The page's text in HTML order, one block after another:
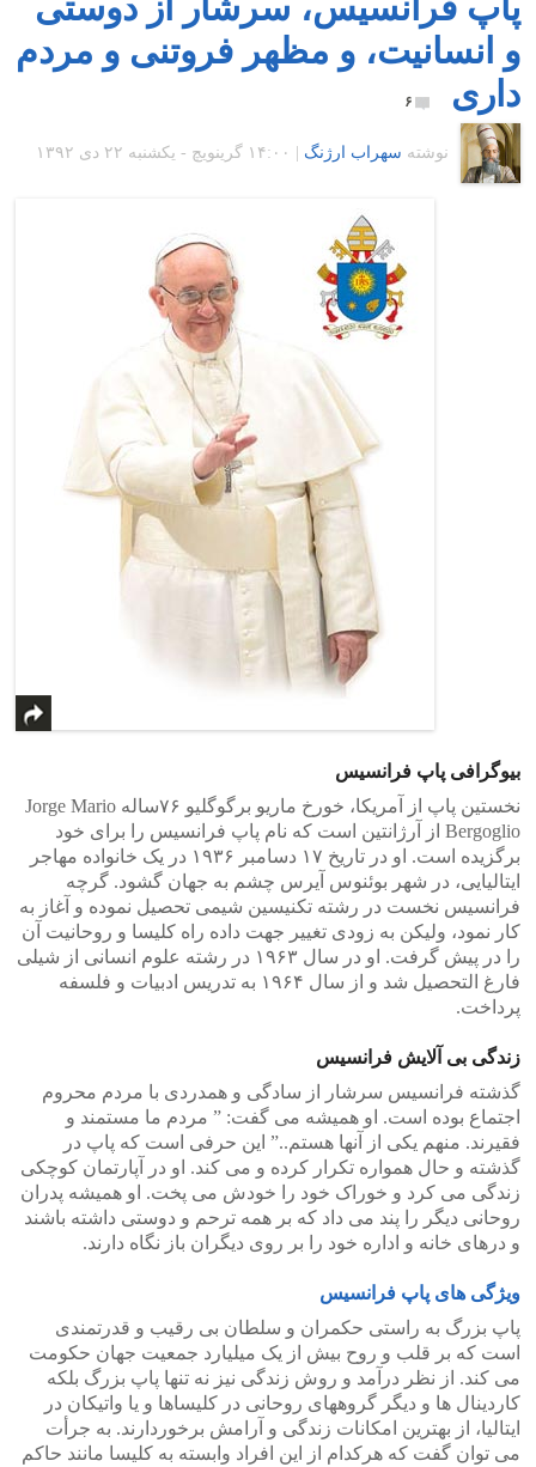
و انسانیت، و مظهر فروتنی و مردم
داری
۶
نوشته سهراب ارژنگ ۱۴:۰۰ گرينويچ - یکشنبه ۲۲ دی ۱۳۹۲
بیوگرافی پاپ فرانسیس
نخستین پاپ از آمریکا، خورخ ماریو برگوگلیو ۷۶ساله Jorge Mario
Bergoglio از آرژانتین است که نام پاپ فرانسیس را برای خود
برگزیده است. او در تاریخ ۱۷ دسامبر ۱۹۳۶ در یک خانواده مهاجر
ایتالیایی، در شهر بوئنوس آیرس چشم به جهان گشود. گرچه
فرانسیس نخست در رشته تکنیسین شیمی تحصیل نموده و آغاز به
کار نمود، ولیکن به زودی تغییر جهت داده راه کلیسا و روحانیت آن
را در پیش گرفت. او در سال ۱۹۶۳ در رشته علوم انسانی از شیلی
فارغ التحصیل شد و از سال ۱۹۶۴ به تدریس ادبیات و فلسفه
پرداخت.
زندگی بی آلایش فرانسیس
گذشته فرانسیس سرشار از سادگی و همدردی با مردم محروم
اجتماع بوده است. او همیشه می گفت: ” مردم ما مستمند و
فقیرند. منهم یکی از آنها هستم..” این حرفی است که پاپ در
گذشته و حال همواره تکرار کرده و می کند. او در آپارتمان کوچکی
زندگی می کرد و خوراک خود را خودش می پخت. او همیشه پدران
روحانی دیگر را پند می داد که بر همه ترحم و دوستی داشته باشند
و درهای خانه و اداره خود را بر روی دیگران باز نگاه دارند.
ویژگی های پاپ فرانسیس
پاپ بزرگ به راستی حکمران و سلطان بی رقیب و قدرتمندی
است که بر قلب و روح بیش از یک میلیارد جمعیت جهان حکومت
می کند. از نظر درآمد و روش زندگی نیز نه تنها پاپ بزرگ بلکه
کاردینال ها و دیگر گروههای روحانی در کلیساها و یا واتیکان در
ایتالیا، از بهترین امکانات زندگی و آرامش برخوردارند. به جرأت
می توان گفت که هرکدام از این افراد وابسته به کلیسا مانند حاکم